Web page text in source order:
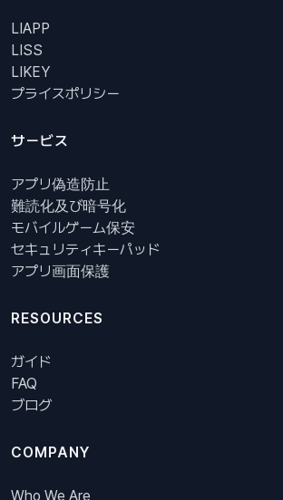
LIAPP
LISS
LIKEY
プライスポリシー
サービス
アプリ偽造防止
難読化及び暗号化
モバイルゲーム保安
セキュリティキーパッド
アプリ画面保護
RESOURCES
ガイド
FAQ
ブログ
COMPANY
Who We Are